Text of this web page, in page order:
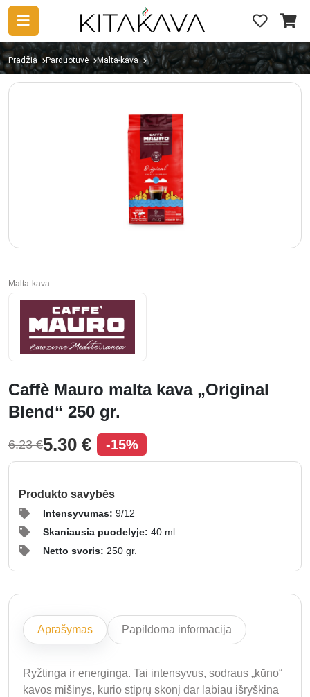
Pradžia Parduotuvė Malta-kava
Malta-kava
Caffè Mauro malta kava „Original
Blend“ 250 gr.
6.23 €5.30 € -15%
Produkto savybės
Intensyvumas: 9/12
Skaniausia puodelyje: 40 ml.
Netto svoris: 250 gr.
Aprašymas Papildoma informacija
Ryžtinga ir energinga. Tai intensyvus, sodraus „kūno“
kavos mišinys, kurio stiprų skonį dar labiau išryškina